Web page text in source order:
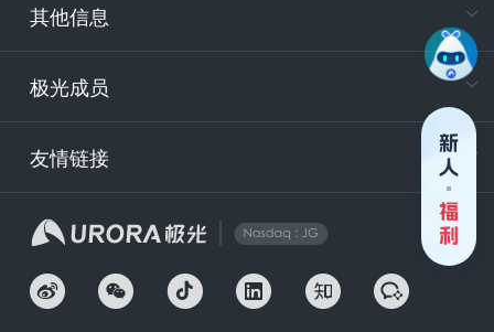
其他信息
极光成员
友情链接
技
安
企